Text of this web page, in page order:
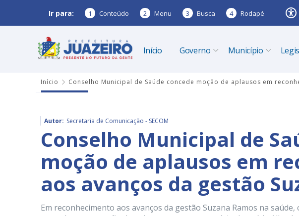
Ir para: 1 Conteúdo 2 Menu 3 Busca 4 Rodapé
Início Governo Município
Início Conselho Municipal de Saúde concede moção de aplausos em
Autor: Secretaria de Comunicação - SECOM
Conselho Municipal de
moção de aplausos em
aos avanços da gestão
Em reconhecimento aos avanços da gestão Suzana Ramos na